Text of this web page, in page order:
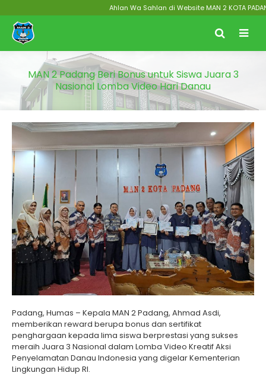
Ahlan Wa Sahlan di Website MAN 2 KOTA
MAN 2 Padang Beri Bonus untuk Siswa Juara 3
Nasional Lomba Video Hari Danau
Padang, Humas – Kepala MAN 2 Padang, Ahmad Asdi,
memberikan reward berupa bonus dan sertifikat
penghargaan kepada lima siswa berprestasi yang sukses
meraih Juara 3 Nasional dalam Lomba Video Kreatif Aksi
Penyelamatan Danau Indonesia yang digelar Kementerian
Lingkungan Hidup RI.